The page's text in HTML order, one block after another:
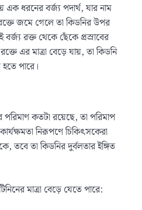
ধরনের বর্জ্য পদার্থ, যার নাম
জমে গেলে তা কিডনির উপর
রক্ত থেকে ছেঁকে প্রস্রাবের
এর মাত্রা বেড়ে যায়, তা কিডনি
হতে পারে।
পরিমাণ কতটা রয়েছে, তা পরিমাপ
নিরূপণে চিকিৎসকেরা
তবে তা কিডনির দুর্বলতার ইঙ্গিত
মাত্রা বেড়ে যেতে পারে: